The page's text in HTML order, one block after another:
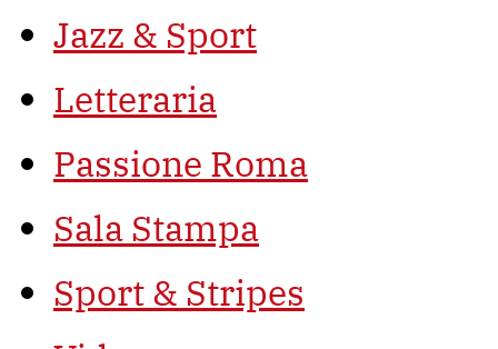
Jazz & Sport
Letteraria
Passione Roma
Sala Stampa
Sport & Stripes